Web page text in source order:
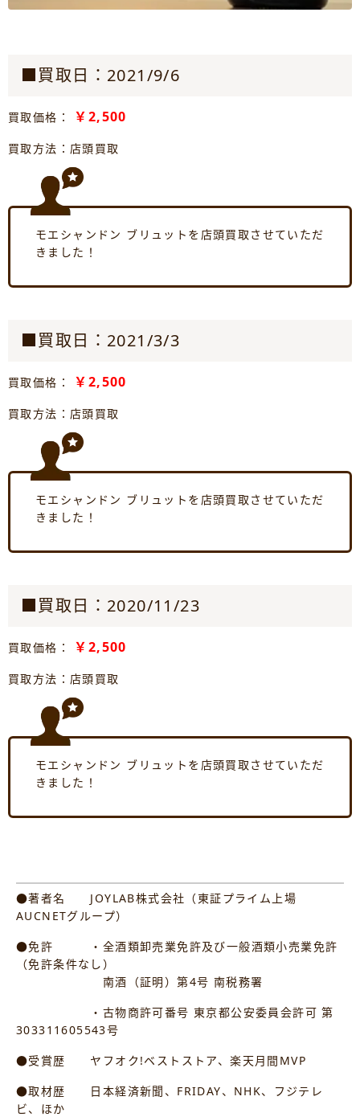
■買取日：2021/9/6
買取価格： ￥2,500
買取方法：店頭買取
モエシャンドン ブリュットを店頭買取させていただ
きました！
■買取日：2021/3/3
買取価格： ￥2,500
買取方法：店頭買取
モエシャンドン ブリュットを店頭買取させていただ
きました！
■買取日：2020/11/23
買取価格： ￥2,500
買取方法：店頭買取
モエシャンドン ブリュットを店頭買取させていただ
きました！
●著者名 JOYLAB株式会社（東証プライム上場
AUCNETグループ）
●免許 ・全酒類卸売業免許及び一般酒類小売業免許
（免許条件なし）
南酒（証明）第4号 南税務署
・古物商許可番号 東京都公安委員会許可 第
303311605543号
●受賞歴 ヤフオク!ベストストア、楽天月間MVP
●取材歴 日本経済新聞、FRIDAY、NHK、フジテレ
ビ、ほか